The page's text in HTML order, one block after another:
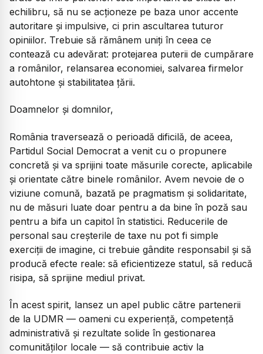
echilibru, să nu se acționeze pe baza unor accente
autoritare și impulsive, ci prin ascultarea tuturor
opiniilor. Trebuie să rămânem uniți în ceea ce
contează cu adevărat: protejarea puterii de cumpărare
a românilor, relansarea economiei, salvarea firmelor
autohtone și stabilitatea țării.
Doamnelor și domnilor,
România traversează o perioadă dificilă, de aceea,
Partidul Social Democrat a venit cu o propunere
concretă și va sprijini toate măsurile corecte, aplicabile
și orientate către binele românilor. Avem nevoie de o
viziune comună, bazată pe pragmatism și solidaritate,
nu de măsuri luate doar pentru a da bine în poză sau
pentru a bifa un capitol în statistici. Reducerile de
personal sau creșterile de taxe nu pot fi simple
exerciții de imagine, ci trebuie gândite responsabil și să
producă efecte reale: să eficientizeze statul, să reducă
risipa, să sprijine mediul privat.
În acest spirit, lansez un apel public către partenerii
de la UDMR — oameni cu experiență, competență
administrativă și rezultate solide în gestionarea
comunităților locale — să contribuie activ la